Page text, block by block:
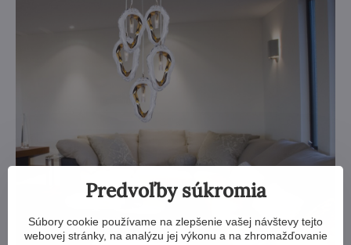
Predvoľby súkromia
Súbory cookie používame na zlepšenie vašej návštevy tejto
webovej stránky, na analýzu jej výkonu a na zhromažďovanie